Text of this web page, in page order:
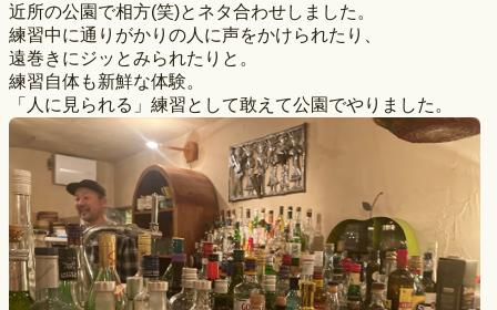
近所の公園で相方(笑)とネタ合わせしました。
練習中に通りがかりの人に声をかけられたり、
遠巻きにジッとみられたりと。
練習自体も新鮮な体験。
「人に見られる」練習として敢えて公園でやりました。